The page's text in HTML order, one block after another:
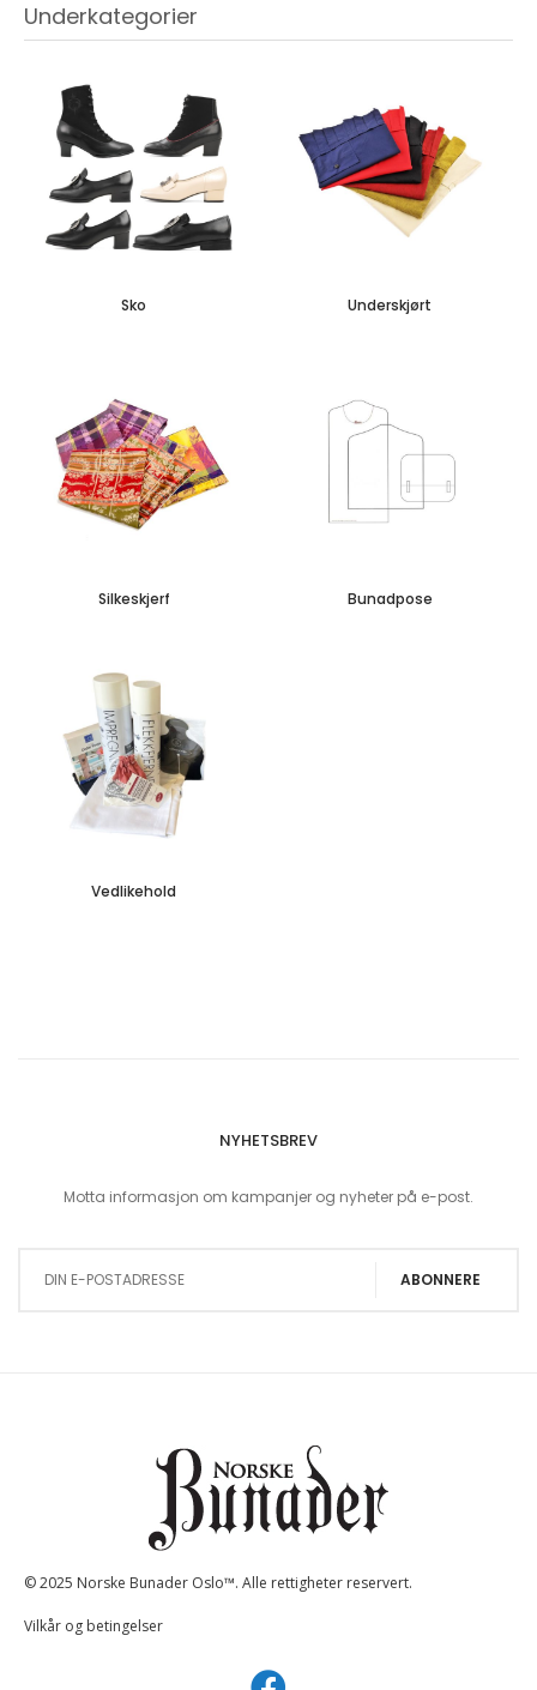
Underkategorier
Sko Underskjørt
Silkeskjerf Bunadpose
Vedlikehold
NYHETSBREV
Motta informasjon om kampanjer og nyheter på e-post.
ABONNERE
© 2025 Norske Bunader Oslo™. Alle rettigheter reservert.
Vilkår og betingelser